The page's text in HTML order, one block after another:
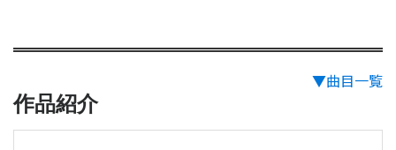
▼曲目一覧
作品紹介